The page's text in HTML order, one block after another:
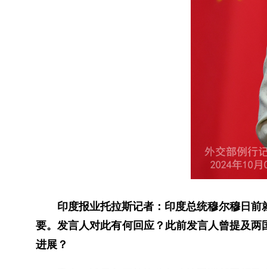
印度报业托拉斯记者：印度总统穆尔穆日
要。发言人对此有何回应？此前发言人曾提及
进展？